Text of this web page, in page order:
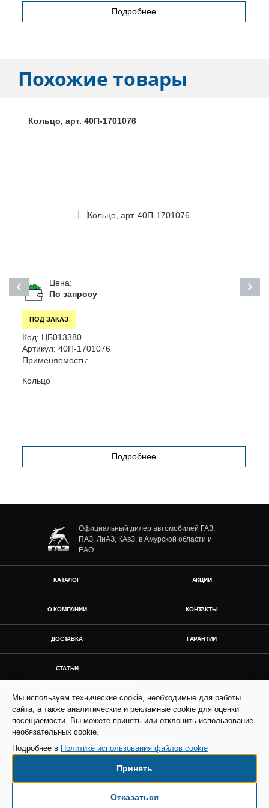
Подробнее
Похожие товары
Кольцо, арт. 40П-1701076
Цена:
По запросу
ПОД ЗАКАЗ
Код: ЦБ013380
Артикул: 40П-1701076
Применяемость: —
Кольцо
Подробнее
Официальный дилер автомобилей ГАЗ,
ПАЗ, ЛиАЗ, КАвЗ, в Амурской области и
ЕАО
КАТАЛОГ АКЦИИ
О КОМПАНИИ КОНТАКТЫ
ДОСТАВКА ГАРАНТИИ
СТАТЬИ
Получить консультацию
© Все права защищены. Информация сайта
Мы используем технические cookie, необходимые для работы
сайта, а также аналитические и рекламные cookie для оценки
посещаемости. Вы можете принять или отклонить использование
необязательных cookie.
Подробнее в Политике использования файлов cookie
Принять
Отказаться